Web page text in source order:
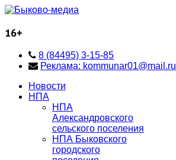
16+
8 (84495) 3-15-85
Реклама: kommunar01@mail.ru
Новости
НПА
НПА
Александровского
сельского поселения
НПА Быковского
городского